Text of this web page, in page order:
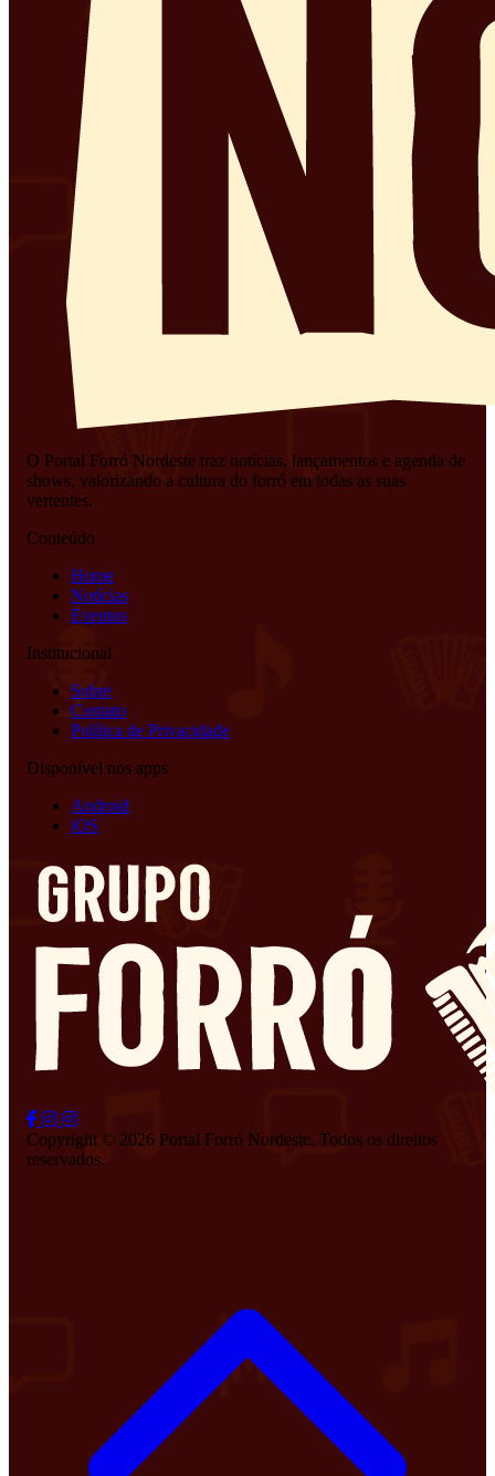
O Portal Forró Nordeste traz notícias, lançamentos e agenda de
shows, valorizando a cultura do forró em todas as suas
vertentes.
Conteúdo
Home
Notícias
Eventos
Institucional
Sobre
Contato
Política de Privacidade
Disponível nos apps
Android
iOS
Copyright © 2026 Portal Forró Nordeste. Todos os direitos
reservados.